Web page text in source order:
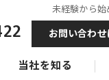
未経験から
お問い合わ
当社を知る